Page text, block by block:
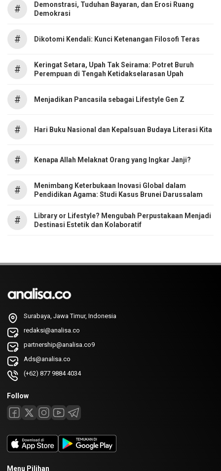
#
Demonstrasi, Tuduhan Bayaran, dan Erosi Ruang
Demokrasi
# Dikotomi Kendali: Kunci Ketenangan Filosofi Teras
#
Keringat Setara, Upah Tak Seirama: Potret Buruh
Perempuan di Tengah Ketidakselarasan Upah
# Menjadikan Pancasila sebagai Lifestyle Gen Z
# Hari Buku Nasional dan Kepalsuan Budaya Literasi Kita
# Kenapa Allah Melaknat Orang yang Ingkar Janji?
#
Menimbang Keterbukaan Inovasi Global dalam
Pendidikan Agama: Studi Kasus Brunei Darussalam
#
Library or Lifestyle? Mengubah Perpustakaan Menjadi
Destinasi Estetik dan Kolaboratif
Surabaya, Jawa Timur, Indonesia
redaksi@analisa.co
partnership@analisa.co9
Ads@analisa.co
(+62) 877 9884 4034
Follow
Menu Pilihan